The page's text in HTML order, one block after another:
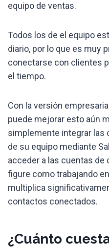
equipo de ventas.
Todos los de el equipo
diario, por lo que es muy
conectarse con clientes
el tiempo.
Con la versión
puede mejorar esto aún
simplemente integrar las
de su equipo mediante
acceder a las cuentas de
figure como trabajando
multiplica
contactos conectados.
¿Cuánto